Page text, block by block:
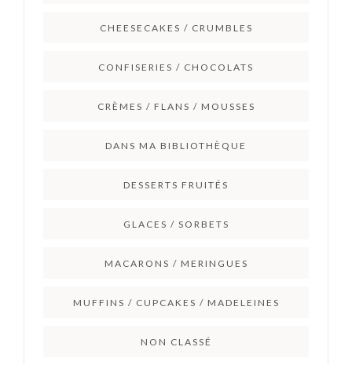
CHEESECAKES / CRUMBLES
CONFISERIES / CHOCOLATS
CRÈMES / FLANS / MOUSSES
DANS MA BIBLIOTHÈQUE
DESSERTS FRUITÉS
GLACES / SORBETS
MACARONS / MERINGUES
MUFFINS / CUPCAKES / MADELEINES
NON CLASSÉ